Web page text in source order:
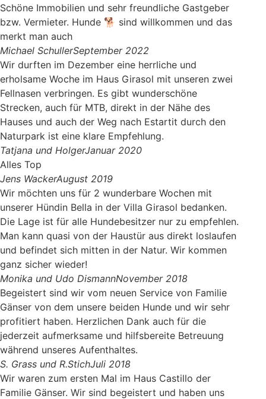
Schöne Immobilien und sehr freundliche Gastgeber
bzw. Vermieter. Hunde 🐕 sind willkommen und das
merkt man auch
Michael SchullerSeptember 2022
Wir durften im Dezember eine herrliche und
erholsame Woche im Haus Girasol mit unseren zwei
Fellnasen verbringen. Es gibt wunderschöne
Strecken, auch für MTB, direkt in der Nähe des
Hauses und auch der Weg nach Estartit durch den
Naturpark ist eine klare Empfehlung.
Tatjana und HolgerJanuar 2020
Alles Top
Jens WackerAugust 2019
Wir möchten uns für 2 wunderbare Wochen mit
unserer Hündin Bella in der Villa Girasol bedanken.
Die Lage ist für alle Hundebesitzer nur zu empfehlen.
Man kann quasi von der Haustür aus direkt loslaufen
und befindet sich mitten in der Natur. Wir kommen
ganz sicher wieder!
Monika und Udo DismannNovember 2018
Begeistert sind wir vom neuen Service von Familie
Gänser von dem unsere beiden Hunde und wir sehr
profitiert haben. Herzlichen Dank auch für die
jederzeit aufmerksame und hilfsbereite Betreuung
während unseres Aufenthaltes.
S. Grass und R.StichJuli 2018
Wir waren zum ersten Mal im Haus Castillo der
Familie Gänser. Wir sind begeistert und haben uns